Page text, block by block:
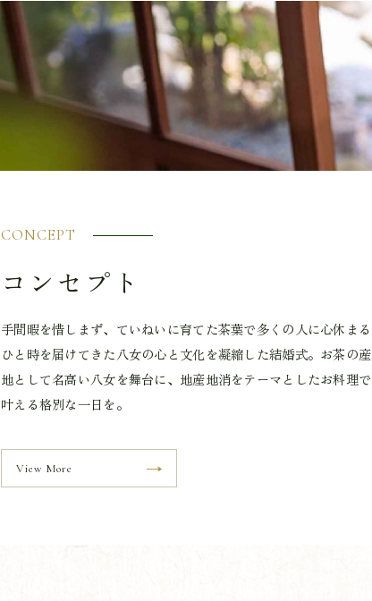
CONCEPT
コンセプト
手間暇を惜しまず、ていねいに育てた茶葉で多くの人に心休まる
ひと時を届けてきた八女の心と文化を凝縮した結婚式。お茶の産
地として名高い八女を舞台に、地産地消をテーマとしたお料理で
叶える格別な一日を。
View More